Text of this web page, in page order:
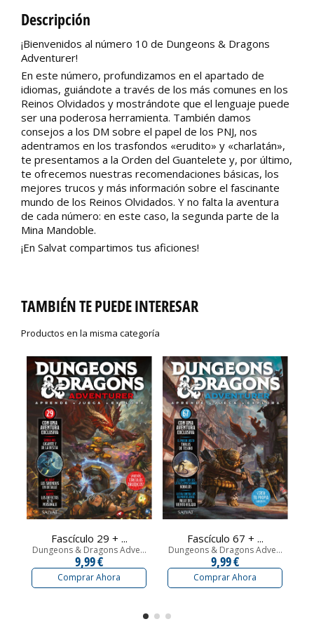
Descripción
¡Bienvenidos al número 10 de Dungeons & Dragons
Adventurer!
En este número, profundizamos en el apartado de
idiomas, guiándote a través de los más comunes en los
Reinos Olvidados y mostrándote que el lenguaje puede
ser una poderosa herramienta. También damos
consejos a los DM sobre el papel de los PNJ, nos
adentramos en los trasfondos «erudito» y «charlatán»,
te presentamos a la Orden del Guantelete y, por último,
te ofrecemos nuestras recomendaciones básicas, los
mejores trucos y más información sobre el fascinante
mundo de los Reinos Olvidados. Y no falta la aventura
de cada número: en este caso, la segunda parte de la
Mina Mandoble.
¡En Salvat compartimos tus aficiones!
TAMBIÉN TE PUEDE INTERESAR
Productos en la misma categoría
Fascículo 29 + ...
Dungeons & Dragons Adve...
9,99 €
Comprar Ahora
Fascículo 67 + ...
Dungeons & Dragons Adve...
9,99 €
Comprar Ahora